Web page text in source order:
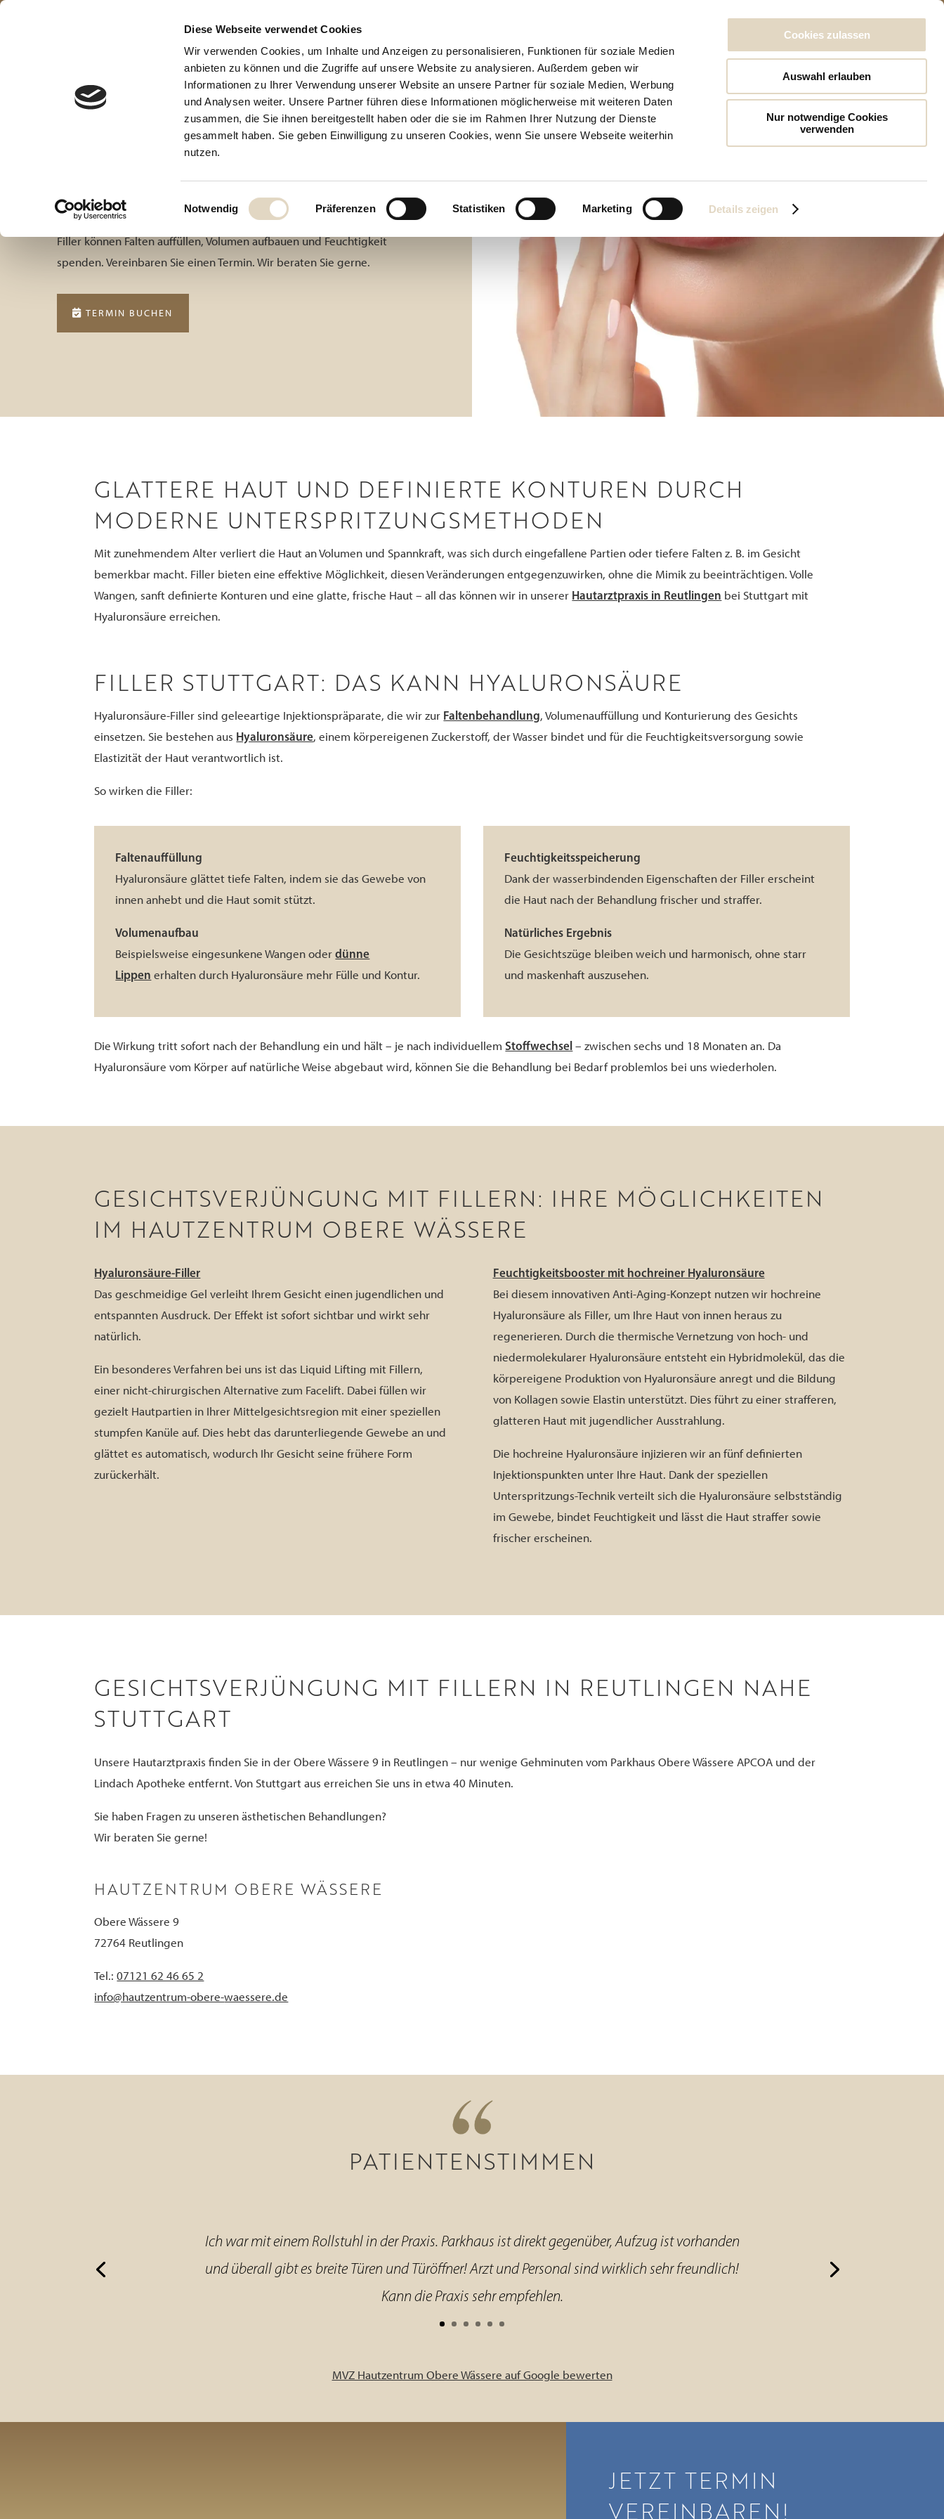
Diese Webseite verwendet Cookies
Wir verwenden Cookies, um Inhalte und Anzeigen zu personalisieren, Funktionen für soziale Medien
anbieten zu können und die Zugriffe auf unsere Website zu analysieren. Außerdem geben wir
Informationen zu Ihrer Verwendung unserer Website an unsere Partner für soziale Medien, Werbung
und Analysen weiter. Unsere Partner führen diese Informationen möglicherweise mit weiteren Daten
zusammen, die Sie ihnen bereitgestellt haben oder die sie im Rahmen Ihrer Nutzung der Dienste
gesammelt haben. Sie geben Einwilligung zu unseren Cookies, wenn Sie unsere Webseite weiterhin
nutzen.
Einwilligungsauswahl
Notwendig Präferenzen Statistiken Marketing Details zeigen
Cookies zulassen
Auswahl erlauben
Nur notwendige Cookies
verwenden
START DERMATOLOGIE ÄSTHETISCHE DERMATOLOGIE ÜBER UNS KONTAKT
FILLER STUTTGART
Filler können Falten auffüllen, Volumen aufbauen und Feuchtigkeit
spenden. Vereinbaren Sie einen Termin. Wir beraten Sie gerne.
TERMIN BUCHEN
GLATTERE HAUT UND DEFINIERTE KONTUREN DURCH
MODERNE UNTERSPRITZUNGSMETHODEN
Mit zunehmendem Alter verliert die Haut an Volumen und Spannkraft, was sich durch eingefallene Partien oder tiefere Falten z. B. im Gesicht
bemerkbar macht. Filler bieten eine effektive Möglichkeit, diesen Veränderungen entgegenzuwirken, ohne die Mimik zu beeinträchtigen. Volle
Wangen, sanft definierte Konturen und eine glatte, frische Haut – all das können wir in unserer Hautarztpraxis in Reutlingen bei Stuttgart mit
Hyaluronsäure erreichen.
FILLER STUTTGART: DAS KANN HYALURONSÄURE
Hyaluronsäure-Filler sind geleeartige Injektionspräparate, die wir zur Faltenbehandlung, Volumenauffüllung und Konturierung des Gesichts
einsetzen. Sie bestehen aus Hyaluronsäure, einem körpereigenen Zuckerstoff, der Wasser bindet und für die Feuchtigkeitsversorgung sowie
Elastizität der Haut verantwortlich ist.
So wirken die Filler:
Faltenauffüllung
Hyaluronsäure glättet tiefe Falten, indem sie das Gewebe von
innen anhebt und die Haut somit stützt.
Volumenaufbau
Beispielsweise eingesunkene Wangen oderdünne
Lippen erhalten durch Hyaluronsäure mehr Fülle und Kontur.
Feuchtigkeitsspeicherung
Dank der wasserbindenden Eigenschaften der Filler erscheint
die Haut nach der Behandlung frischer und straffer.
Natürliches Ergebnis
Die Gesichtszüge bleiben weich und harmonisch, ohne starr
und maskenhaft auszusehen.
Die Wirkung tritt sofort nach der Behandlung ein und hält – je nach individuellem Stoffwechsel – zwischen sechs und 18 Monaten an. Da
Hyaluronsäure vom Körper auf natürliche Weise abgebaut wird, können Sie die Behandlung bei Bedarf problemlos bei uns wiederholen.
GESICHTSVERJÜNGUNG MIT FILLERN: IHRE MÖGLICHKEITEN
IM HAUTZENTRUM OBERE WÄSSERE
Hyaluronsäure-Filler
Das geschmeidige Gel verleiht Ihrem Gesicht einen jugendlichen und
entspannten Ausdruck. Der Effekt ist sofort sichtbar und wirkt sehr
natürlich.
Ein besonderes Verfahren bei uns ist das Liquid Lifting mit Fillern,
einer nicht-chirurgischen Alternative zum Facelift. Dabei füllen wir
gezielt Hautpartien in Ihrer Mittelgesichtsregion mit einer speziellen
stumpfen Kanüle auf. Dies hebt das darunterliegende Gewebe an und
glättet es automatisch, wodurch Ihr Gesicht seine frühere Form
zurückerhält.
Feuchtigkeitsbooster mit hochreiner Hyaluronsäure
Bei diesem innovativen Anti-Aging-Konzept nutzen wir hochreine
Hyaluronsäure als Filler, um Ihre Haut von innen heraus zu
regenerieren. Durch die thermische Vernetzung von hoch- und
niedermolekularer Hyaluronsäure entsteht ein Hybridmolekül, das die
körpereigene Produktion von Hyaluronsäure anregt und die Bildung
von Kollagen sowie Elastin unterstützt. Dies führt zu einer strafferen,
glatteren Haut mit jugendlicher Ausstrahlung.
Die hochreine Hyaluronsäure injizieren wir an fünf definierten
Injektionspunkten unter Ihre Haut. Dank der speziellen
Unterspritzungs-Technik verteilt sich die Hyaluronsäure selbstständig
im Gewebe, bindet Feuchtigkeit und lässt die Haut straffer sowie
frischer erscheinen.
GESICHTSVERJÜNGUNG MIT FILLERN IN REUTLINGEN NAHE
STUTTGART
Unsere Hautarztpraxis finden Sie in der Obere Wässere 9 in Reutlingen – nur wenige Gehminuten vom Parkhaus Obere Wässere APCOA und der
Lindach Apotheke entfernt. Von Stuttgart aus erreichen Sie uns in etwa 40 Minuten.
Sie haben Fragen zu unseren ästhetischen Behandlungen?
Wir beraten Sie gerne!
HAUTZENTRUM OBERE WÄSSERE
Obere Wässere 9
72764 Reutlingen
Tel.:07121 62 46 65 2
info@hautzentrum-obere-waessere.de
PATIENTENSTIMMEN
Ich war mit einem Rollstuhl in der Praxis. Parkhaus ist direkt gegenüber, Aufzug ist vorhanden
und überall gibt es breite Türen und Türöffner! Arzt und Personal sind wirklich sehr freundlich!
Kann die Praxis sehr empfehlen.
MVZ Hautzentrum Obere Wässere auf Google bewerten
JETZT TERMIN
VEREINBAREN!